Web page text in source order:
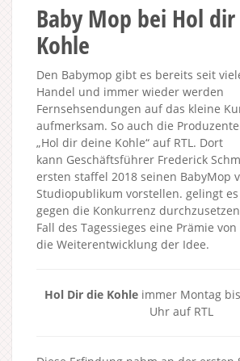
Baby Mop bei Hol
Kohle
Den Babymop gibt es bereits seit
Handel und immer wieder werden
Fernsehsendungen auf das kleine
aufmerksam. So auch die
„Hol dir deine Kohle“ auf RTL. Dort
kann Geschäftsführer Frederick
ersten staffel 2018 seinen BabyMop
Studiopublikum vorstellen. gelingt
gegen die Konkurrenz
Fall des Tagessieges eine Prämie
die Weiterentwicklung der Idee.
Hol Dir die Kohleimmer Montag
Uhr auf RTL